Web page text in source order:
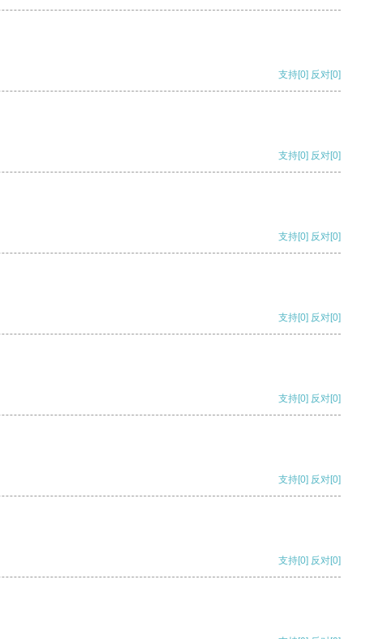
支持[0] 反对[0]
支持[0] 反对[0]
支持[0] 反对[0]
支持[0] 反对[0]
支持[0] 反对[0]
支持[0] 反对[0]
支持[0] 反对[0]